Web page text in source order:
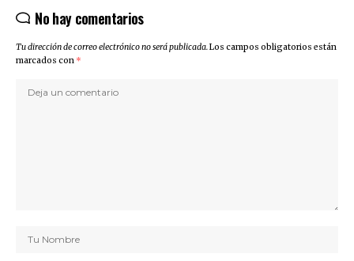
No hay comentarios
Tu dirección de correo electrónico no será publicada.Los campos obligatorios están
marcados con *